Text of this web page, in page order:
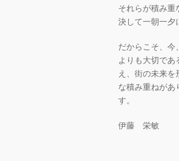
それらが積み重
決して一朝一夕
だからこそ、今
よりも大切で
え、街の未来を
な積み重ねがあ
す。
伊藤 栄敏